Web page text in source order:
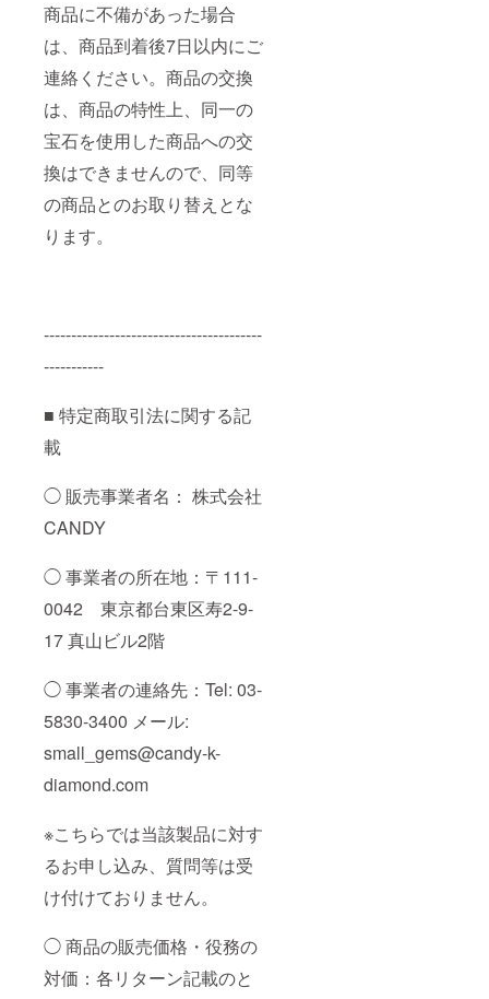
商品に不備があった場合
は、商品到着後7日以内にご
連絡ください。商品の交換
は、商品の特性上、同一の
宝石を使用した商品への交
換はできませんので、同等
の商品とのお取り替えとな
ります。
----------------------------------------
-----------
■ 特定商取引法に関する記
載
◯ 販売事業者名： 株式会社
CANDY
◯ 事業者の所在地：〒111-
0042 東京都台東区寿2-9-
17 真山ビル2階
◯ 事業者の連絡先：Tel: 03-
5830-3400 メール:
small_gems@candy-k-
diamond.com
※こちらでは当該製品に対す
るお申し込み、質問等は受
け付けておりません。
◯ 商品の販売価格・役務の
対価：各リターン記載のと